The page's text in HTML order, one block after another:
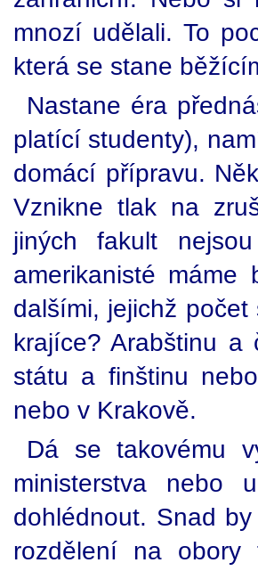
mnozí udělali. To
která se stane
Nastane éra
platící studenty),
domácí přípravu.
Vznikne tlak na
jiných fakult
amerikanisté máme
dalšími, jejichž
krajíce? Arabštinu a
státu a finštinu
nebo v Krakově.
Dá se takovému
ministerstva nebo
dohlédnout. Snad
rozdělení na obory